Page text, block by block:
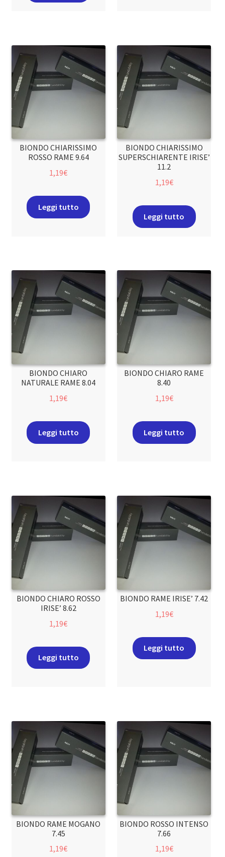
BIONDO CHIARISSIMO
ROSSO RAME 9.64
1,19€
Leggi tutto
BIONDO CHIARISSIMO
SUPERSCHIARENTE IRISE’
11.2
1,19€
Leggi tutto
BIONDO CHIARO
NATURALE RAME 8.04
1,19€
Leggi tutto
BIONDO CHIARO RAME
8.40
1,19€
Leggi tutto
BIONDO CHIARO ROSSO
IRISE’ 8.62
1,19€
Leggi tutto
BIONDO RAME IRISE’ 7.42
1,19€
Leggi tutto
BIONDO RAME MOGANO
7.45
1,19€
BIONDO ROSSO INTENSO
7.66
1,19€